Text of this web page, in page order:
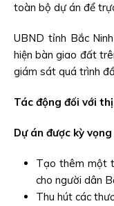
toàn bộ dự án để
UBND tỉnh Bắc
hiện bàn giao đất
giám sát quá trình
Tác động đối với
Dự án được kỳ vọng
Tạo thêm một
cho người dân
Thu hút các